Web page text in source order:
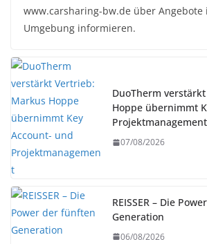
www.carsharing-bw.de über
Umgebung informieren.
DuoTherm
Hoppe übernimmt
Projektmanagement
07/08/2026
REISSER – Die
Generation
06/08/2026